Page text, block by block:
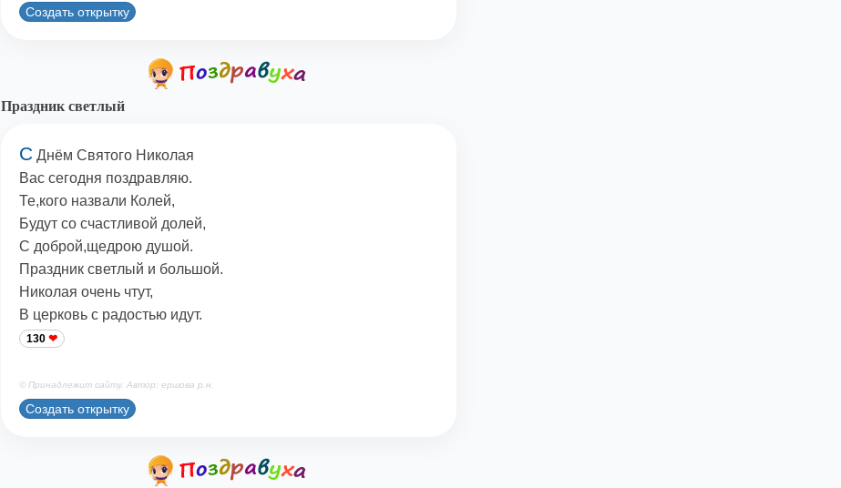
Создать открытку
Праздник светлый
СДнём Святого Николая
Вас сегодня поздравляю.
Те,кого назвали Колей,
Будут со счастливой долей,
С доброй,щедрою душой.
Праздник светлый и большой.
Николая очень чтут,
В церковь с радостью идут.
130
© Принадлежит сайту. Автор: ершова р.н.
Создать открытку